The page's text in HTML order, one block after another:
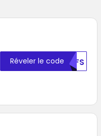
Réveler le codeDHFS